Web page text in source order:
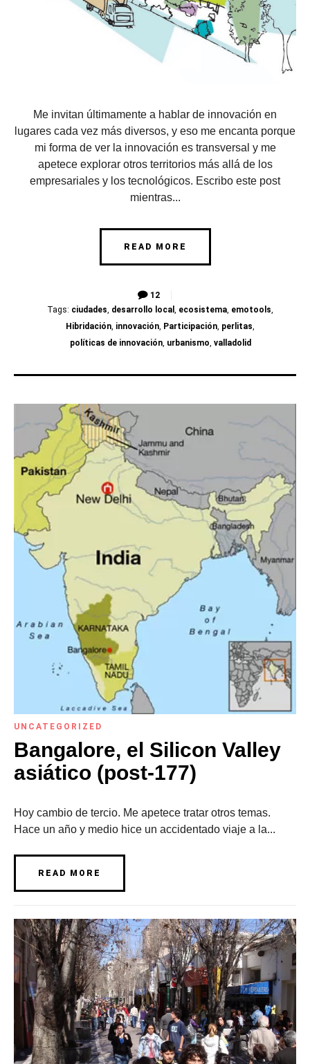
Me invitan últimamente a hablar de innovación en
lugares cada vez más diversos, y eso me encanta porque
mi forma de ver la innovación es transversal y me
apetece explorar otros territorios más allá de los
empresariales y los tecnológicos. Escribo este post
mientras...
READ MORE
12
Tags: ciudades, desarrollo local , ecosistema, emotools,
Hibridación, innovación, Participación, perlitas,
políticas de innovación, urbanismo, valladolid
UNCATEGORIZED
Bangalore, el Silicon Valley
asiático (post-177)
Hoy cambio de tercio. Me apetece tratar otros temas.
Hace un año y medio hice un accidentado viaje a la...
READ MORE